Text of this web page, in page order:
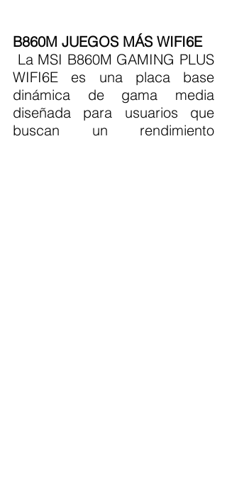
B860M JUEGOS MÁS WIFI6E
WIFI6E es una placa base
dinámica de gama media
diseñada para usuarios que
buscan un rendimiento